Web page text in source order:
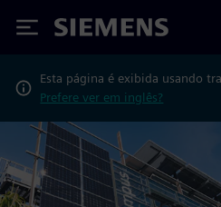
Siemens
Esta página é exibida usando
Prefere ver em inglês?